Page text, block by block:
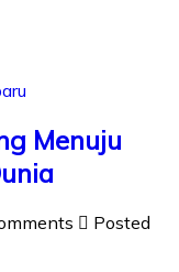
Menuju
Posted